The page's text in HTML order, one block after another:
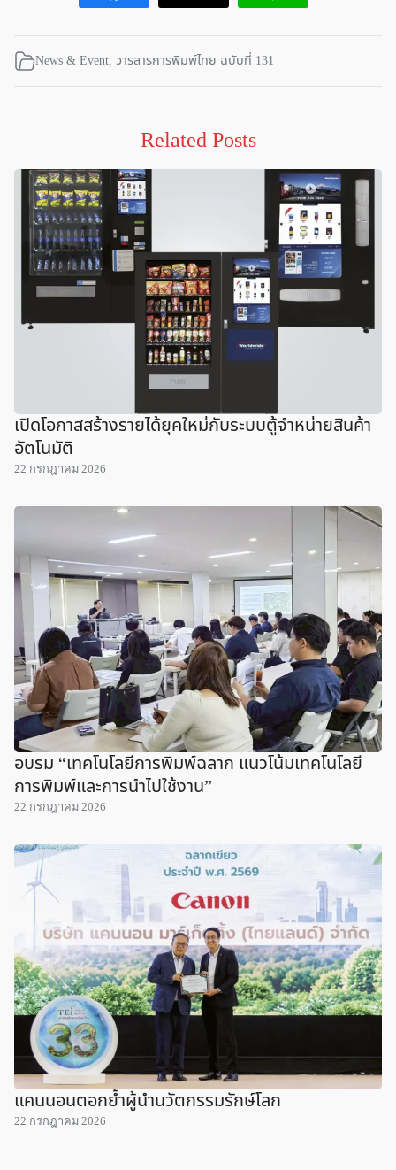
News & Event, วารสารการพิมพ์ไทย ฉบับที่ 131
Related Posts
เปิดโอกาสสร้างรายได้ยุคใหม่กับระบบตู้จำหน่ายสินค้า
อัตโนมัติ
22 กรกฎาคม 2026
อบรม “เทคโนโลยีการพิมพ์ฉลาก แนวโน้มเทคโนโลยี
การพิมพ์และการนำไปใช้งาน”
22 กรกฎาคม 2026
แคนนอนตอกย้ำผู้นำนวัตกรรมรักษ์โลก
22 กรกฎาคม 2026